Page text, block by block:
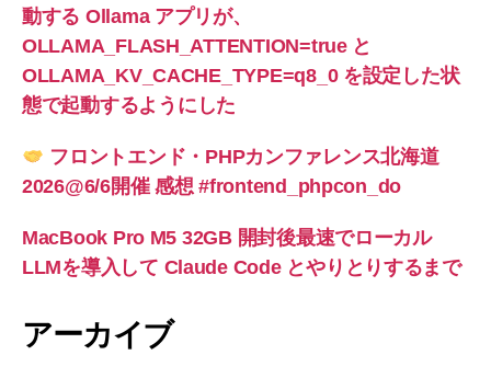
動する Ollama アプリが、
OLLAMA_FLASH_ATTENTION=true と
OLLAMA_KV_CACHE_TYPE=q8_0 を設定した状
態で起動するようにした
フロントエンド・PHPカンファレンス北海道
2026@6/6開催 感想 #frontend_phpcon_do
MacBook Pro M5 32GB 開封後最速でローカル
LLMを導入して Claude Code とやりとりするまで
アーカイブ